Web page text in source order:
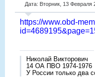
Дата: Вторник, 13
https://www.obd-
Николай Викторович
14 ОА ПВО 1974-1976
У России только два